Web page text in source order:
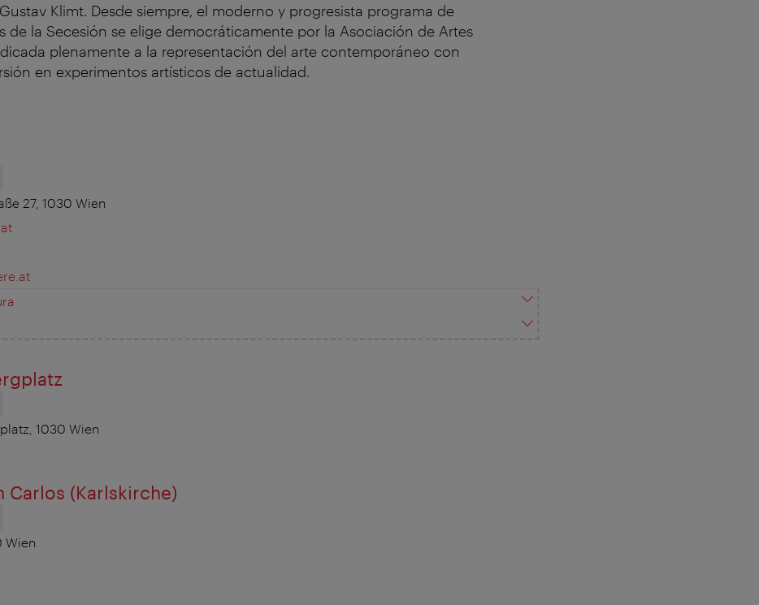
Klimt. Desde siempre, el moderno y progresista programa de
de la Secesión se elige democráticamente por la Asociación de Artes
plenamente a la representación del arte contemporáneo con
en experimentos artísticos de actualidad.
27, 1030 Wien
1030 Wien
Carlos (Karlskirche)
Wien